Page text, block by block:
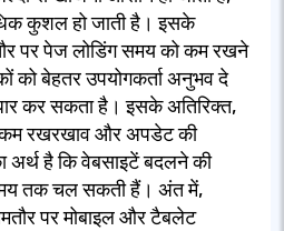
कुशल हो जाती है। इसके
पर पेज लोडिंग समय को कम रखने
को बेहतर उपयोगकर्ता अनुभव दे
कर सकता है। इसके अतिरिक्त,
कम रखरखाव और अपडेट की
अर्थ है कि वेबसाइटें बदलने की
तक चल सकती हैं। अंत में,
पर मोबाइल और टैबलेट